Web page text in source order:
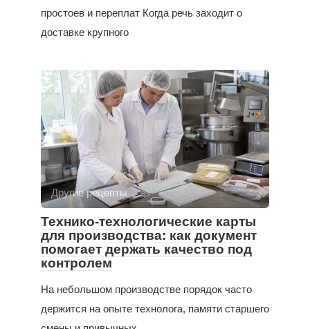
простоев и переплат Когда речь заходит о
доставке крупного
Другие рецепты
Технико-технологические карты
для производства: как документ
помогает держать качество под
контролем
На небольшом производстве порядок часто
держится на опыте технолога, памяти старшего